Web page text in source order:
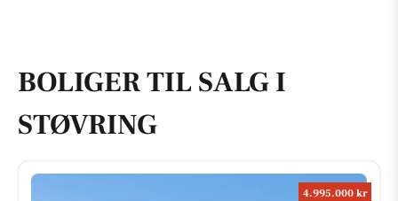
BOLIGER TIL SALG I
STØVRING
4.995.000 kr